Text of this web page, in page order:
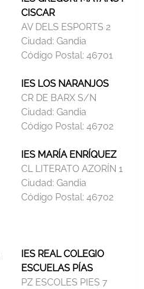
CISCAR
AV DELS ESPORTS 2
Ciudad: Gandia
Código Postal: 46701
IES LOS NARANJOS
CR DE BARX S/N
Ciudad: Gandia
Código Postal: 46702
IES MARÍA ENRÍQUEZ
CL LITERATO AZORÍN 1
Ciudad: Gandia
Código Postal: 46702
IES REAL COLEGIO
ESCUELAS PÍAS
PZ ESCOLES PIES 7